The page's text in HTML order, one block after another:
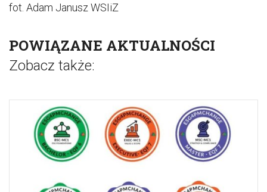
fot. Adam Janusz WSIiZ
POWIĄZANE AKTUALNOŚCI
Zobacz także: